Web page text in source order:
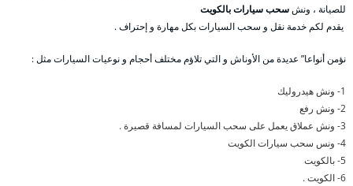
للصيانة ، ونشسحب سيارات بالكويت
يقدم لكم خدمة نقل و سحب السيارات بكل مهارة و إحتراف .
نؤمن أنواعا” عديدة من الأوناش و التي تلاؤم مختلف أحجام و نوعيات السيارات مثل :
1- ونش هيدروليك
2- ونش رفع
3- ونش عملاق يعمل على سحب السيارات لمسافة قصيرة .
4- ونس سحب سيارات الكويت
5- بالكويت
6- الكويت .